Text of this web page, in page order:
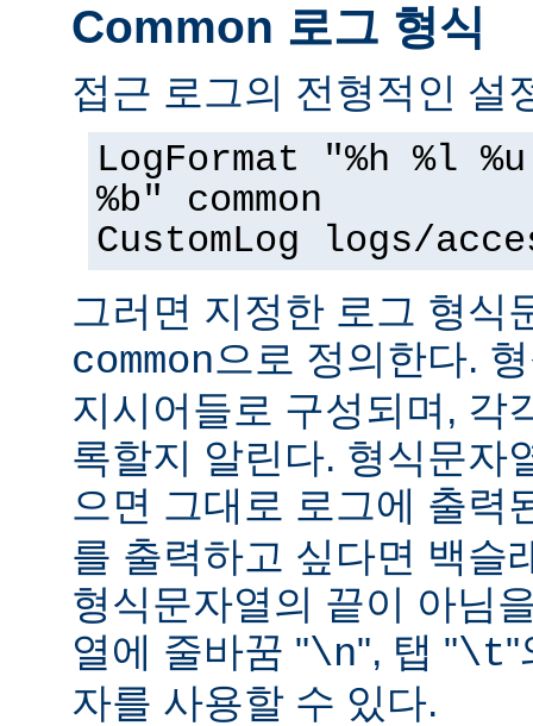
Common 로그 형식
접근 로그의 전형적인 설
LogFormat "%h %l
%b" common
CustomLog logs/
그러면 지정한 로그 형식
common으로 정의한다.
지시어들로 구성되며, 각
록할지 알린다. 형식문자
으면 그대로 로그에 출력
를 출력하고 싶다면 백슬
형식문자열의 끝이 아님
열에 줄바꿈 "\n", 탭 "\t"
자를 사용할 수 있다.